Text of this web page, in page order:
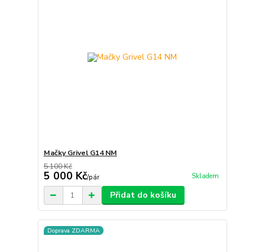
Mačky Grivel G14 NM
5 100 Kč
5 000 Kč/pár Skladem
Přidat do košíku
Doprava ZDARMA